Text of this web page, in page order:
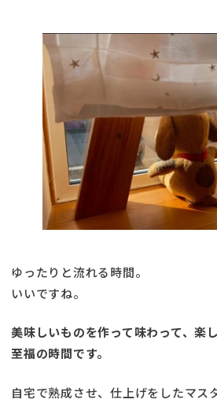
ゆったりと流れる時間。
いいですね。
美味しいものを作って味わって、楽
至福の時間です。
自宅で熟成させ、仕上げをしたマス